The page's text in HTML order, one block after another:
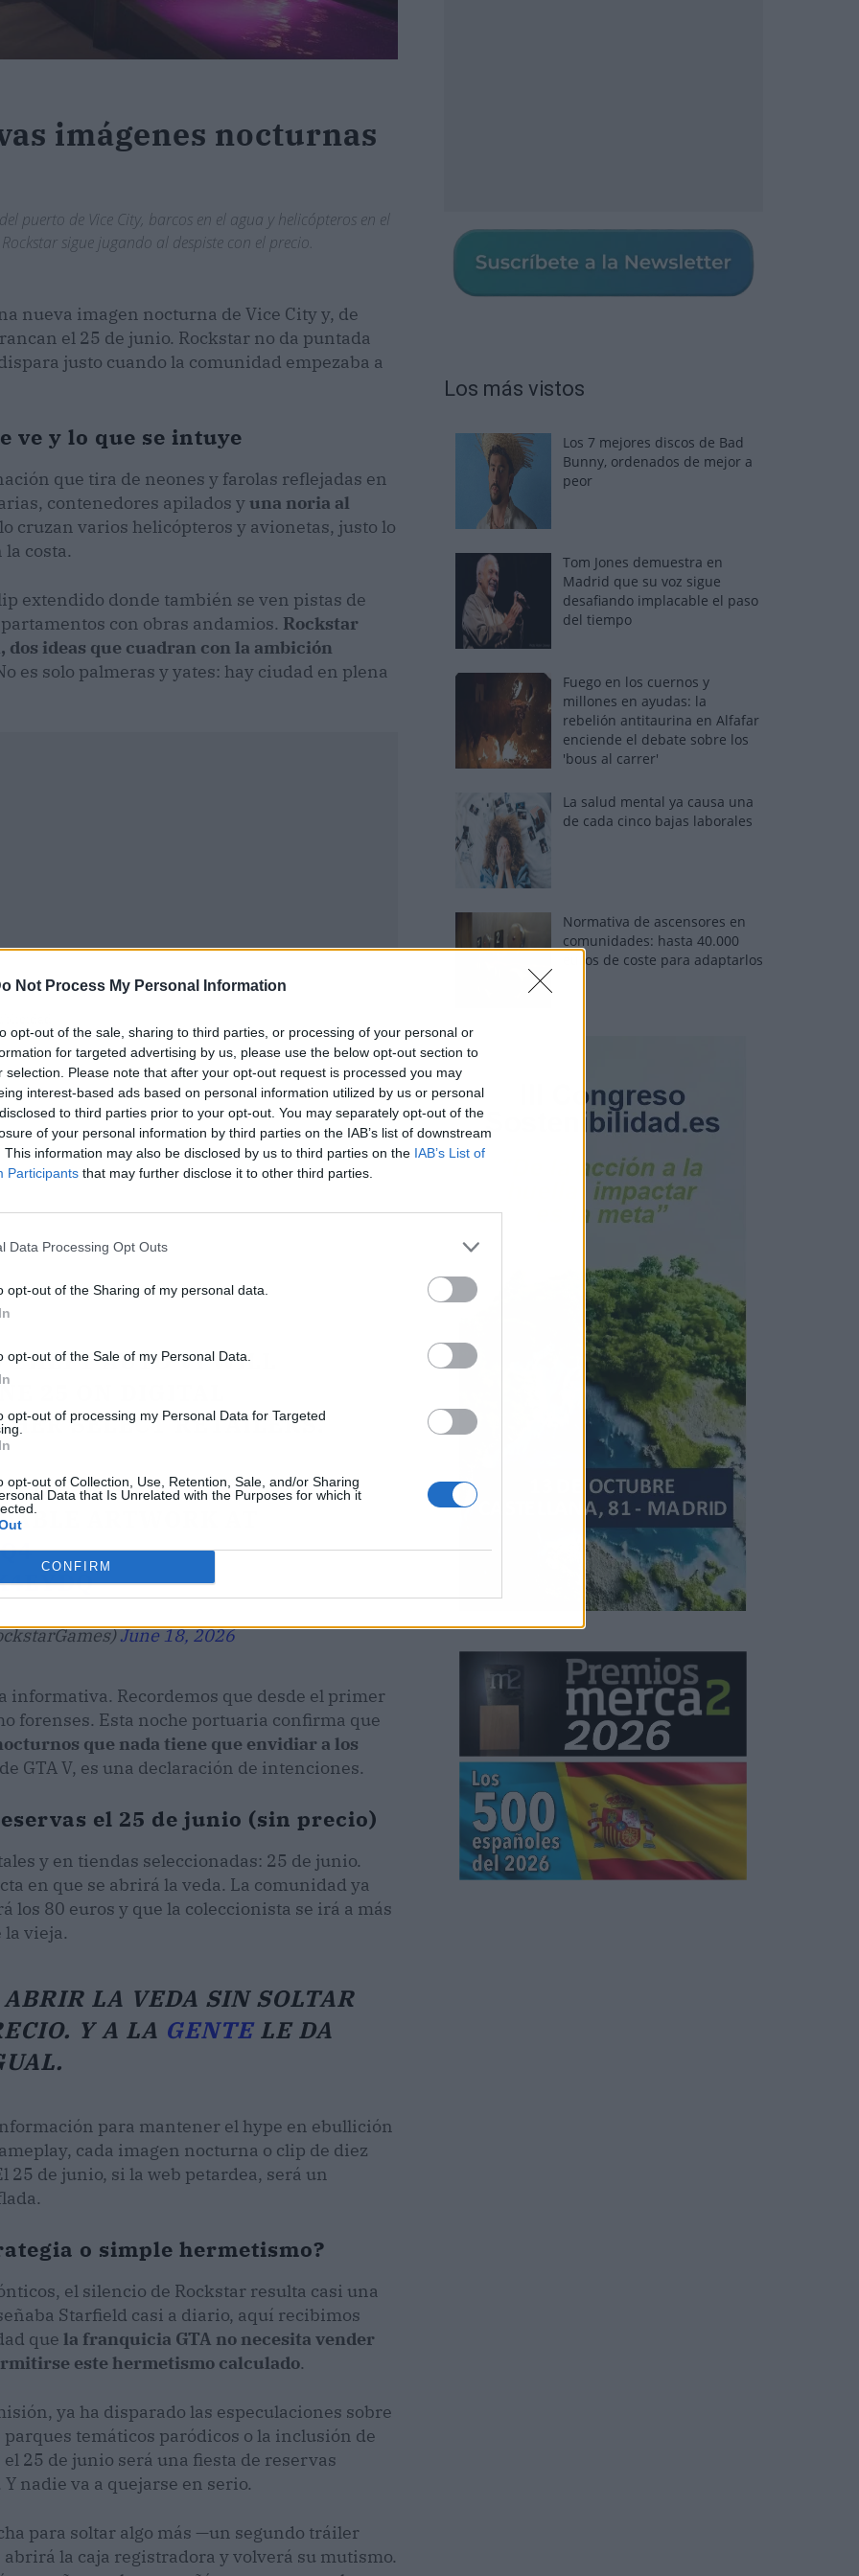
Not Process My Personal Information
opt-out of the sale, sharing to third parties, or processing of your personal or
for targeted advertising by us, please use the below opt-out section to
selection. Please note that after your opt-out request is processed you may
interest-based ads based on personal information utilized by us or personal
to third parties prior to your opt-out. You may separately opt-out of the
of your personal information by third parties on the IAB’s list of downstream
This information may also be disclosed by us to third parties on the IAB’s List of
Participants that may further disclose it to other third parties.
Data Processing Opt Outs
opt-out of the Sharing of my personal data.
opt-out of the Sale of my Personal Data.
opt-out of processing my Personal Data for Targeted
opt-out of Collection, Use, Retention, Sale, and/or Sharing
Data that Is Unrelated with the Purposes for which it
CONFIRM
imágenes nocturnas
puerto de Vice City, barcos en el agua y helicópteros en el
sigue jugando al despiste con el precio.
nueva imagen nocturna de Vice City y, de
el 25 de junio. Rockstar no da puntada
justo cuando la comunidad empezaba a
ve y lo que se intuye
que tira de neones y farolas reflejadas en
contenedores apilados yuna noria al
cruzan varios helicópteros y avionetas, justo lo
costa.
extendido donde también se ven pistas de
con obras andamios. Rockstar
ideas que cuadran con la ambición
es solo palmeras y yates: hay ciudad en plena
AUTO VI WILL
25 ON DIGITAL
SELECT RETAILERS.
COVER ART, ALSO
ARTWORK AT
June 18, 2026
informativa. Recordemos que desde el primer
forenses. Esta noche portuaria confirma que
que nada tiene que envidiar a los
GTA V, es una declaración de intenciones.
el 25 de junio (sin precio)
y en tiendas seleccionadas: 25 de junio.
en que se abrirá la veda. La comunidad ya
los 80 euros y que la coleccionista se irá a más
la vieja.
LA VEDA SIN SOLTAR
Y A LA GENTELE DA
para mantener el hype en ebullición
cada imagen nocturna o clip de diez
de junio, si la web petardea, será un
o simple hermetismo?
el silencio de Rockstar resulta casi una
Starfield casi a diario, aquí recibimos
que la franquicia GTA no necesita vender
este hermetismo calculado.
ya ha disparado las especulaciones sobre
temáticos paródicos o la inclusión de
25 de junio será una fiesta de reservas
nadie va a quejarse en serio.
para soltar algo más —un segundo tráiler
la caja registradora y volverá su mutismo.
Los más vistos
Los 7 mejores discos de Bad
Bunny, ordenados de mejor a
peor
Tom Jones demuestra en
Madrid que su voz sigue
desafiando implacable el paso
del tiempo
Fuego en los cuernos y
millones en ayudas: la
rebelión antitaurina en Alfafar
enciende el debate sobre los
'bous al carrer'
La salud mental ya causa una
de cada cinco bajas laborales
Normativa de ascensores en
comunidades: hasta 40.000
euros de coste para adaptarlos